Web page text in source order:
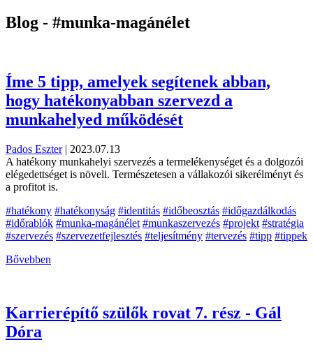
Blog - #munka-magánélet
Íme 5 tipp, amelyek segítenek abban,
hogy hatékonyabban szervezd a
munkahelyed működését
Pados Eszter| 2023.07.13
A hatékony munkahelyi szervezés a termelékenységet és a dolgozói
elégedettséget is növeli. Természetesen a vállakozói sikerélményt és
a profitot is.
#hatékony #hatékonyság #identitás #időbeosztás #időgazdálkodás
#időrablók #munka-magánélet #munkaszervezés #projekt #stratégia
#szervezés #szervezetfejlesztés #teljesítmény #tervezés #tipp #tippek
Bővebben
Karrierépítő szülők rovat 7. rész - Gál
Dóra